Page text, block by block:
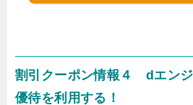
割引クーポン情報４ dエン
優待を利用する！